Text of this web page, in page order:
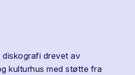
diskografi drevet av
kulturhus med støtte fra